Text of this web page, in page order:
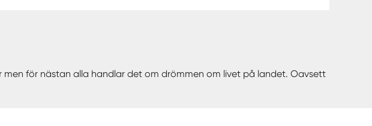
för nästan alla handlar det om drömmen om livet på landet. Oavsett